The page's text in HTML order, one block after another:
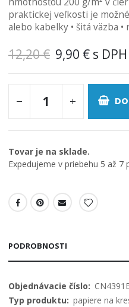
praktickej veľkosti je
alebo kabelky • šitá väzba
12,20 € 9,90 €
Tovar je na sklade.
Expedujeme v priebehu 5 až 7
PODROBNOSTI
Viac
informácií
papiere na